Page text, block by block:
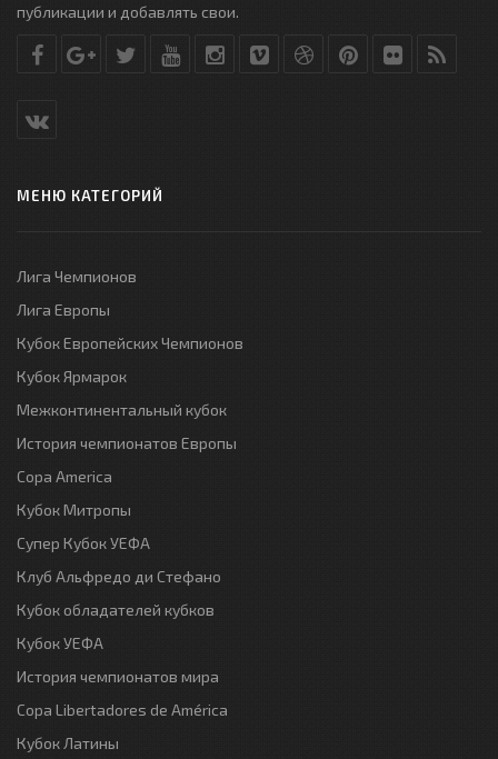
публикации и добавлять свои.
МЕНЮ КАТЕГОРИЙ
Лига Чемпионов
Лига Европы
Кубок Европейских Чемпионов
Кубок Ярмарок
Межконтинентальный кубок
История чемпионатов Европы
Copa America
Кубок Митропы
Супер Кубок УЕФА
Клуб Альфредо ди Стефано
Кубок обладателей кубков
Кубок УЕФА
История чемпионатов мира
Copa Libertadores de América
Кубок Латины